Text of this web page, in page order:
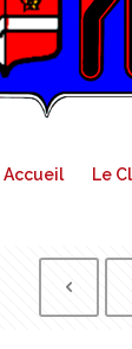
Accueil Le